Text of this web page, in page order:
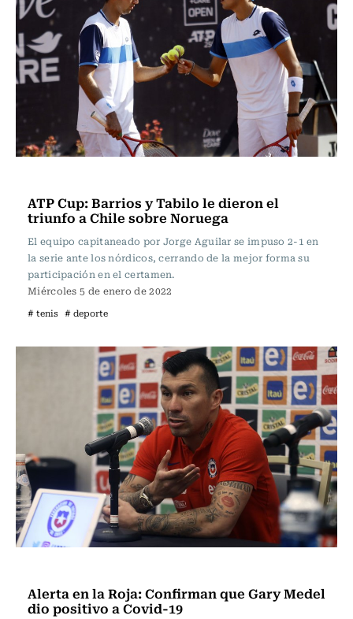
ATP Cup: Barrios y Tabilo le dieron el
triunfo a Chile sobre Noruega
El equipo capitaneado por Jorge Aguilar se impuso 2-1 en
la serie ante los nórdicos, cerrando de la mejor forma su
participación en el certamen.
Miércoles 5 de enero de 2022
# tenis # deporte
Alerta en la Roja: Confirman que Gary Medel
dio positivo a Covid-19